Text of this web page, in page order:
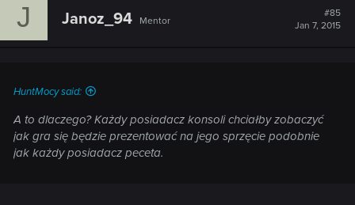
J Janoz_94 Mentor
#85
Jan 7, 2015
HuntMocy said:
A to dlaczego? Każdy posiadacz konsoli chciałby zobaczyć
jak gra się będzie prezentować na jego sprzęcie podobnie
jak każdy posiadacz peceta.